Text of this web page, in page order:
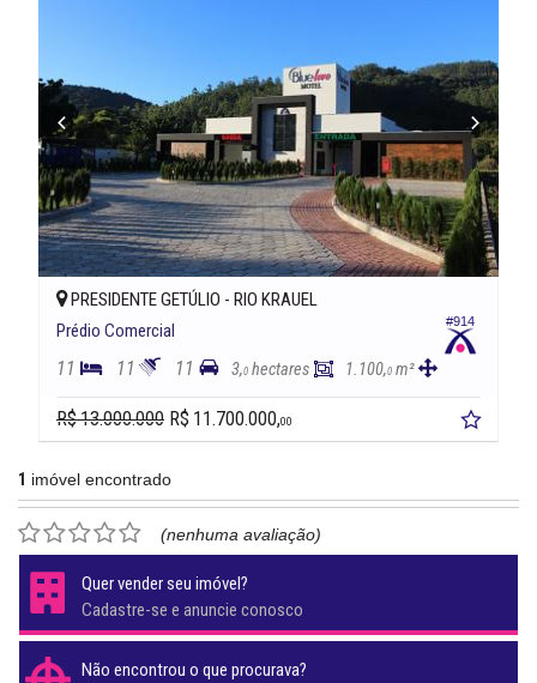
#914
PRESIDENTE GETÚLIO - RIO KRAUEL
Prédio Comercial
11 11 11 3,0 hectares 1.100,0 m²
R$ 13.000.000 R$ 11.700.000,00
1 imóvel encontrado
(nenhuma avaliação)
Quer vender seu imóvel?
Cadastre-se e anuncie conosco
Não encontrou o que procurava?